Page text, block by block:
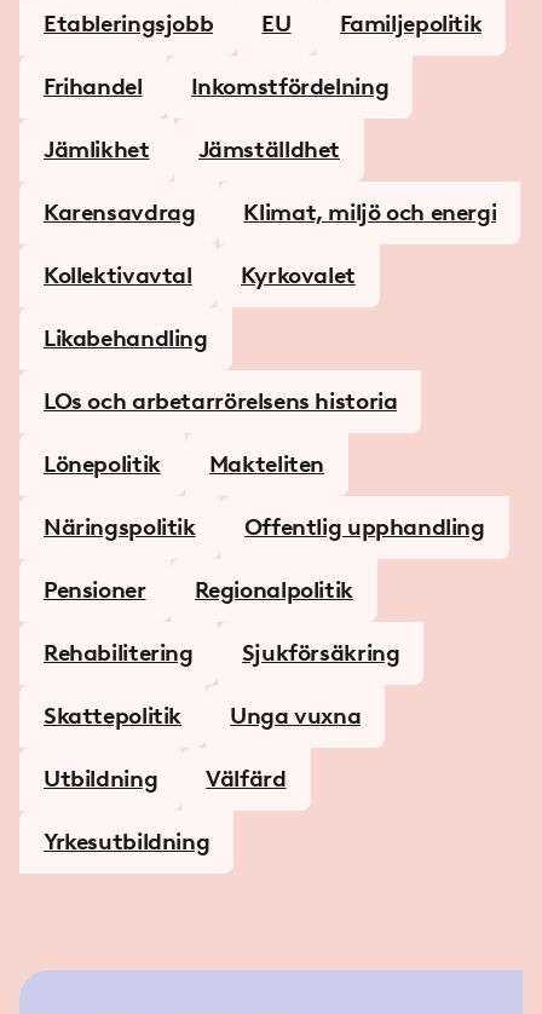
Etableringsjobb EU Familjepolitik
Frihandel Inkomstfördelning
Jämlikhet Jämställdhet
Karensavdrag Klimat, miljö och energi
Kollektivavtal Kyrkovalet
Likabehandling
LOs och arbetarrörelsens historia
Lönepolitik Makteliten
Näringspolitik Offentlig upphandling
Pensioner Regionalpolitik
Rehabilitering Sjukförsäkring
Skattepolitik Unga vuxna
Utbildning Välfärd
Yrkesutbildning